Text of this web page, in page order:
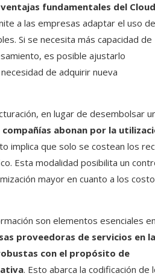
fundamentales del Cloud
a las empresas adaptar el uso de
Si se necesita más capacidad de
es posible ajustarlo
de adquirir nueva
en lugar de desembolsar
compañías abonan por la
implica que solo se costean los
Esta modalidad posibilita un
mayor en cuanto a los
son elementos esenciales
proveedoras de servicios en
con el propósito de
. Esto abarca la codificación de